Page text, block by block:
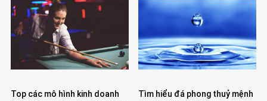
Top các mô hình kinh doanh
Tìm hiểu đá phong thuỷ mệnh